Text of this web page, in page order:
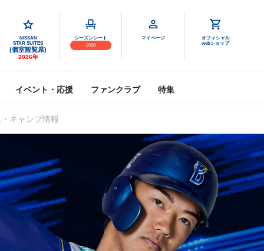
NISSAN
STAR SUITES
(個室観覧席)
2026年
シーズンシート
2026
マイページ
オフィシャル
webショップ
イベント・応援 ファンクラブ 特集
キャンプ情報